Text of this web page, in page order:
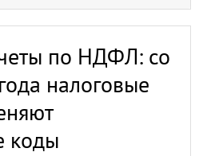
по НДФЛ: со
налоговые
коды